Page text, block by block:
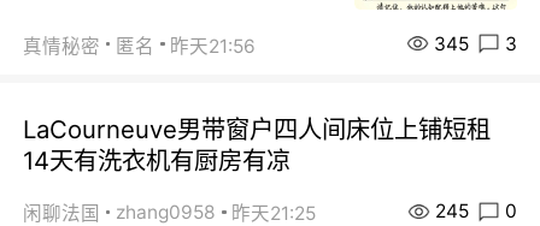
真情秘密 匿名 昨天21:56 345 3
LaCourneuve男带窗户四人间床位上铺短租
14天有洗衣机有厨房有凉
闲聊法国 zhang0958 昨天21:25 245 0